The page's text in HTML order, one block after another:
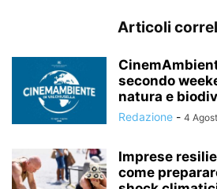
Articoli
secondo
natura e
Redazione - 4
Imprese
come